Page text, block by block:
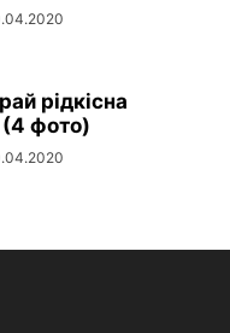
рідкісна
фото)